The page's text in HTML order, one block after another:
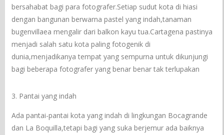
bersahabat bagi para fotografer.Setiap sudut kota di hiasi
dengan bangunan berwarna pastel yang indah,tanaman
bugenvillaea mengalir dari balkon kayu tua.Cartagena pastinya
menjadi salah satu kota paling fotogenik di
dunia,menjadikanya tempat yang sempurna untuk dikunjungi
bagi beberapa fotografer yang benar benar tak terlupakan
3. Pantai yang indah
Ada pantai-pantai kota yang indah di lingkungan Bocagrande
dan La Boquilla,tetapi bagi yang suka berjemur ada baiknya